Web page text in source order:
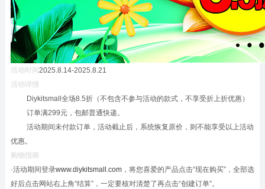
活动时间 2025.8.14-2025.8.21
活动详情
Diykitsmall全场8.5折（不包含不参与活动的款式，不享受折上折优惠）
订单满299元，包邮普通快递。
活动期间未付款订单，活动截止后，系统恢复原价，则不能享受以上活动
优惠。
购物指南
·活动期间登录www.diykitsmall.com，将您喜爱的产品点击“现在购买”，全部选
好后点击网站右上角“结算”，一定要核对清楚了再点击“创建订单”。